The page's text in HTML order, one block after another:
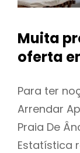
Muita
oferta
Para ter
Arrendar
Praia De
Estatística